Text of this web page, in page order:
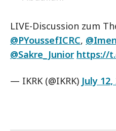
LIVE-Discussion zum
@PYoussefICRC,
@Sakre_Junior https://
— IKRK (@IKRK) July 12,